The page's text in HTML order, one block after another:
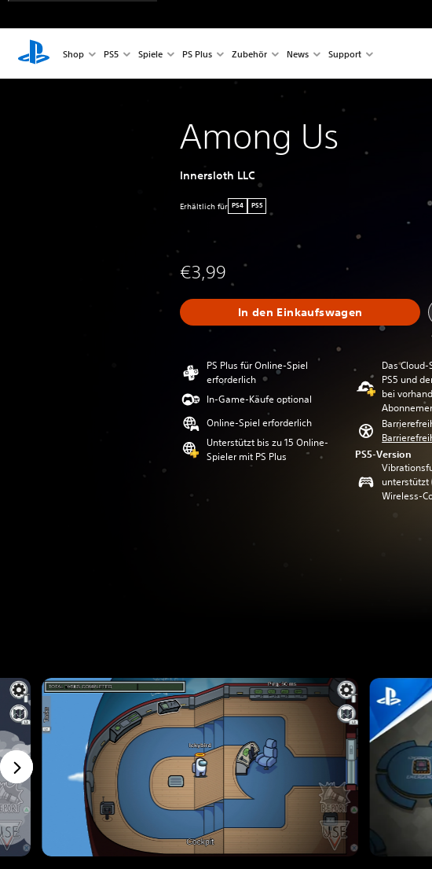
Shop PS5 Spiele PS Plus Zubehör News Support
Among Us
Innersloth LLC
Erhältlich für PS4 PS5
€3,99
In den Einkaufswagen
PS Plus für Online-Spiel
erforderlich
In-Game-Käufe optional
Online-Spiel erforderlich
Unterstützt bis zu 15 Online-
Spieler mit PS Plus
Das
PS5 und
bei
PS5-Version
unterstützt
Wireless-